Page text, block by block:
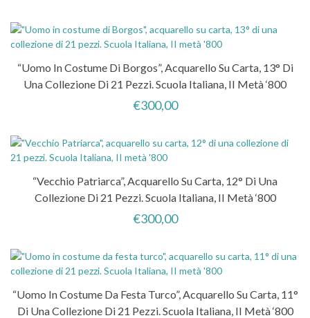
“Uomo In Costume Di Borgos”, Acquarello Su Carta, 13° Di
Una Collezione Di 21 Pezzi. Scuola Italiana, II Metà ‘800
€300,00
“Vecchio Patriarca”, Acquarello Su Carta, 12° Di Una
Collezione Di 21 Pezzi. Scuola Italiana, II Metà ‘800
€300,00
“Uomo In Costume Da Festa Turco”, Acquarello Su Carta, 11°
Di Una Collezione Di 21 Pezzi. Scuola Italiana, II Metà ‘800